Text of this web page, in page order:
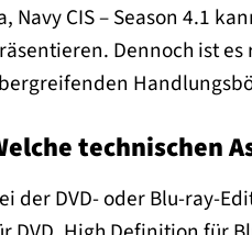
Navy CIS – Season 4.1
Dennoch ist
technischen
der DVD- oder Blu-ray-